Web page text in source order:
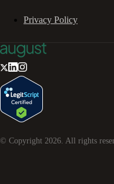
Privacy Policy
© Copyright 2026 . All rights